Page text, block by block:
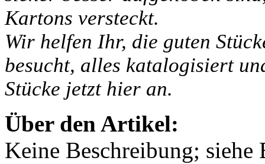
Kartons versteckt.
Wir helfen Ihr, die guten
besucht, alles katalogisiert
Stücke jetzt hier an.
Über den Artikel:
Keine Beschreibung; siehe